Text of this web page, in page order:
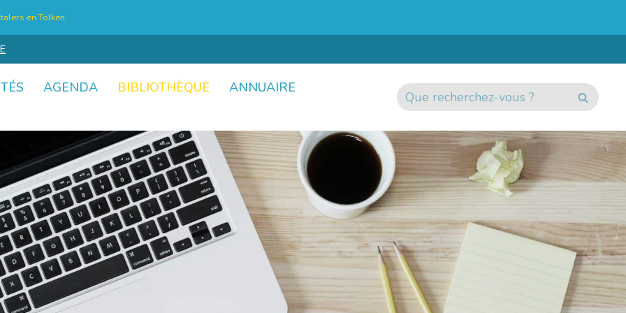
en Tolken
AGENDA BIBLIOTHÈQUE
ANNUAIRE